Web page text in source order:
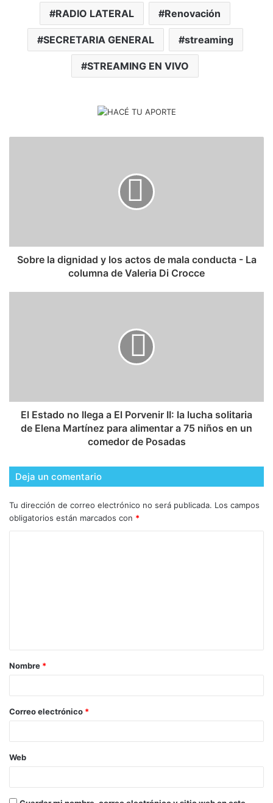
RADIO LATERAL Renovación
SECRETARIA GENERAL streaming
STREAMING EN VIVO
​Sobre la dignidad y los actos de mala conducta - La
columna de Valeria Di Crocce
El Estado no llega a El Porvenir II: la lucha solitaria
de Elena Martínez para alimentar a 75 niños en un
comedor de Posadas
Deja un comentario
Tu dirección de correo electrónico no será publicada. Los campos
obligatorios están marcados con *
Nombre *
Correo electrónico *
Web